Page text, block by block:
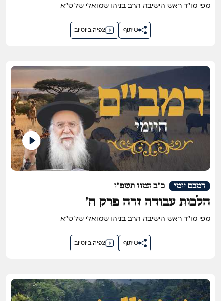
מפי מו''ר ראש הישיבה הרב בניהו שמואלי שליט''א
צפיה ביוטיוב שיתוף
כ"ב תמוז תשפ"ו רמבם יומי
הלכות עבודה זרה פרק ה'
מפי מו''ר ראש הישיבה הרב בניהו שמואלי שליט''א
צפיה ביוטיוב שיתוף